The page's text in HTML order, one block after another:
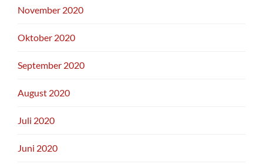
November 2020
Oktober 2020
September 2020
August 2020
Juli 2020
Juni 2020